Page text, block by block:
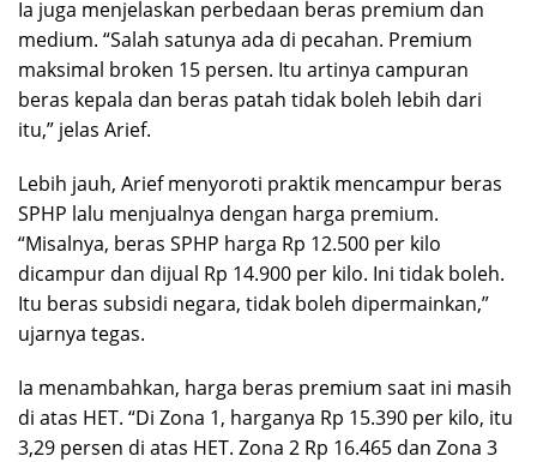
Ia juga menjelaskan perbedaan beras premium dan
medium. “Salah satunya ada di pecahan. Premium
maksimal broken 15 persen. Itu artinya campuran
beras kepala dan beras patah tidak boleh lebih dari
itu,” jelas Arief.
Lebih jauh, Arief menyoroti praktik mencampur beras
SPHP lalu menjualnya dengan harga premium.
“Misalnya, beras SPHP harga Rp 12.500 per kilo
dicampur dan dijual Rp 14.900 per kilo. Ini tidak boleh.
Itu beras subsidi negara, tidak boleh dipermainkan,”
ujarnya tegas.
Ia menambahkan, harga beras premium saat ini masih
di atas HET. “Di Zona 1, harganya Rp 15.390 per kilo, itu
3,29 persen di atas HET. Zona 2 Rp 16.465 dan Zona 3